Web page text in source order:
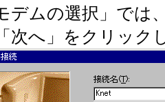
デムの選択」では
次へ」をクリック